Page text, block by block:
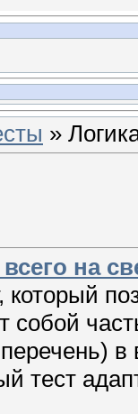
»
на
который
собой
тест